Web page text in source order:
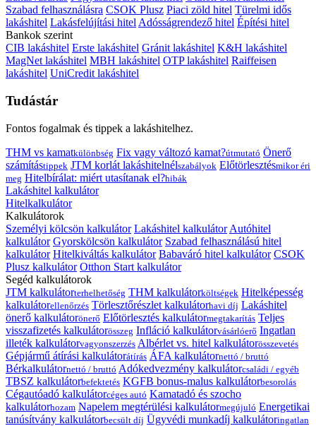
Szabad felhasználásra CSOK Plusz Piaci zöld hitel Türelmi idős
lakáshitel Lakásfelújítási hitelAdósságrendező hitel Építési hitel
Bankok szerint
CIB lakáshitel Erste lakáshitel Gránit lakáshitel K&H lakáshitel
MagNet lakáshitel MBH lakáshitel OTP lakáshitel Raiffeisen
lakáshitel UniCredit lakáshitel
Tudástár
Fontos fogalmak és tippek a lakáshitelhez.
THM vs kamatkülönbség Fix vagy változó kamat?útmutató Önerő
számítástippek JTM korlát lakáshitelnélszabályok Előtörlesztésmikor éri
meg Hitelbírálat: miért utasítanak el?hibák
Lakáshitel kalkulátor
Hitelkalkulátor
Kalkulátorok
Személyi kölcsön kalkulátor Lakáshitel kalkulátor Autóhitel
kalkulátor Gyorskölcsön kalkulátor Szabad felhasználású hitel
kalkulátor Hitelkiváltás kalkulátor Babaváró hitel kalkulátor CSOK
Plusz kalkulátor Otthon Start kalkulátor
Segéd kalkulátorok
JTM kalkulátorterhelhetőség THM kalkulátorköltségek Hitelképesség
kalkulátorellenőrzés Törlesztőrészlet kalkulátorhavi díj Lakáshitel
önerő kalkulátorönerő Előtörlesztés kalkulátormegtakarítás Teljes
visszafizetés kalkulátorösszeg Infláció kalkulátorvásárlóerő Ingatlan
illeték kalkulátorvagyonszerzés Albérlet vs. hitel kalkulátorösszevetés
Gépjármű átírási kalkulátorátírás ÁFA kalkulátornettó / bruttó
Bérkalkulátornettó / bruttó Adókedvezmény kalkulátorcsaládi / egyéb
TBSZ kalkulátorbefektetés KGFB bonus-malus kalkulátorbesorolás
Cégautóadó kalkulátorcéges autó Kamatadó és szocho
kalkulátorhozam Napelem megtérülési kalkulátormegújuló Energetikai
tanúsítvány kalkulátorbecsült díj Ügyvédi munkadíj kalkulátoringatlan